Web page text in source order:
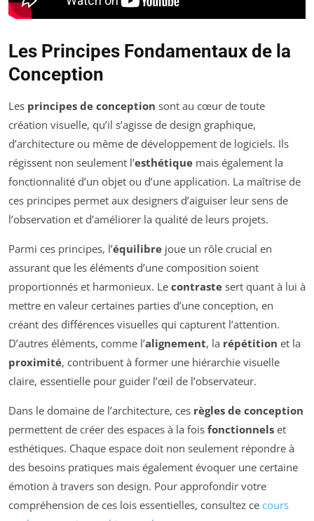
Les Principes Fondamentaux de la
Conception
Les principes de conception sont au cœur de toute
création visuelle, qu’il s’agisse de design graphique,
d’architecture ou même de développement de logiciels. Ils
régissent non seulement l’esthétique mais également la
fonctionnalité d’un objet ou d’une application. La maîtrise de
ces principes permet aux designers d’aiguiser leur sens de
l’observation et d’améliorer la qualité de leurs projets.
Parmi ces principes, l’équilibre joue un rôle crucial en
assurant que les éléments d’une composition soient
proportionnés et harmonieux. Le contraste sert quant à lui à
mettre en valeur certaines parties d’une conception, en
créant des différences visuelles qui capturent l’attention.
D’autres éléments, comme l’alignement, la répétition et la
proximité, contribuent à former une hiérarchie visuelle
claire, essentielle pour guider l’œil de l’observateur.
Dans le domaine de l’architecture, ces règles de conception
permettent de créer des espaces à la fois fonctionnels et
esthétiques. Chaque espace doit non seulement répondre à
des besoins pratiques mais également évoquer une certaine
émotion à travers son design. Pour approfondir votre
compréhension de ces lois essentielles, consultez ce cours